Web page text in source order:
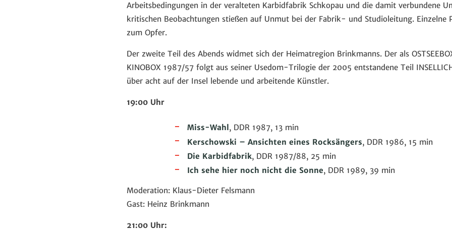
Arbeitsbedingungen in der veralteten Karbidfabrik Schkopau und die damit verbundene
kritischen Beobachtungen stießen auf Unmut bei der Fabrik- und Studioleitung. Einzelne
zum Opfer.
Der zweite Teil des Abends widmet sich der Heimatregion Brinkmanns. Der als
KINOBOX 1987/57 folgt aus seiner Usedom-Trilogie der 2005 entstandene Teil
über acht auf der Insel lebende und arbeitende Künstler.
19:00 Uhr
Miss-Wahl , DDR 1987, 13 min
Kerschowski – Ansichten eines Rocksängers, DDR 1986, 15 min
Die Karbidfabrik, DDR 1987/88, 25 min
Ich sehe hier noch nicht die Sonne, DDR 1989, 39 min
Moderation: Klaus-Dieter Felsmann
Gast: Heinz Brinkmann
21:00 Uhr: